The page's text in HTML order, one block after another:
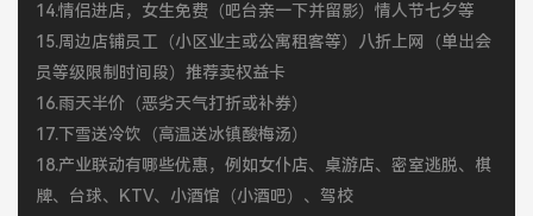
14.情侣进店，女生免费（吧台亲一下并留影）情人节七夕等
15.周边店铺员工（小区业主或公寓租客等）八折上网（单出会
员等级限制时间段）推荐卖权益卡
16.雨天半价（恶劣天气打折或补券）
17.下雪送冷饮（高温送冰镇酸梅汤）
18.产业联动有哪些优惠，例如女仆店、桌游店、密室逃脱、棋
牌、台球、KTV、小酒馆（小酒吧）、驾校